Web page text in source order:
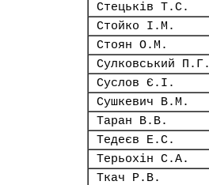
Стецьків Т.С.
Стойко І.М.
Стоян О.М.
Сулковський П.Г.
Суслов Є.І.
Сушкевич В.М.
Таран В.В.
Тедеєв Е.С.
Терьохін С.А.
Ткач Р.В.